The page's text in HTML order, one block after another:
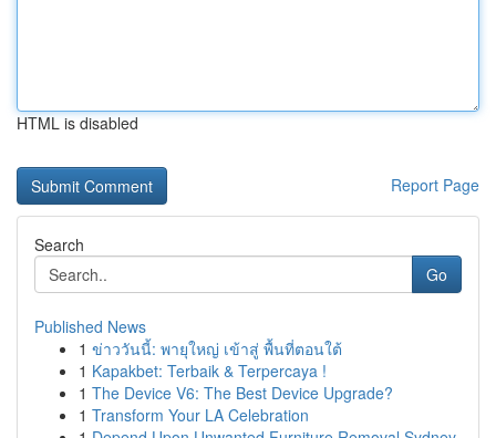
HTML is disabled
Report Page
Search
Go
Published News
1 ข่าววันนี้: พายุใหญ่ เข้าสู่ พื้นที่ตอนใต้
1 Kapakbet: Terbaik & Terpercaya !
1 The Device V6: The Best Device Upgrade?
1 Transform Your LA Celebration